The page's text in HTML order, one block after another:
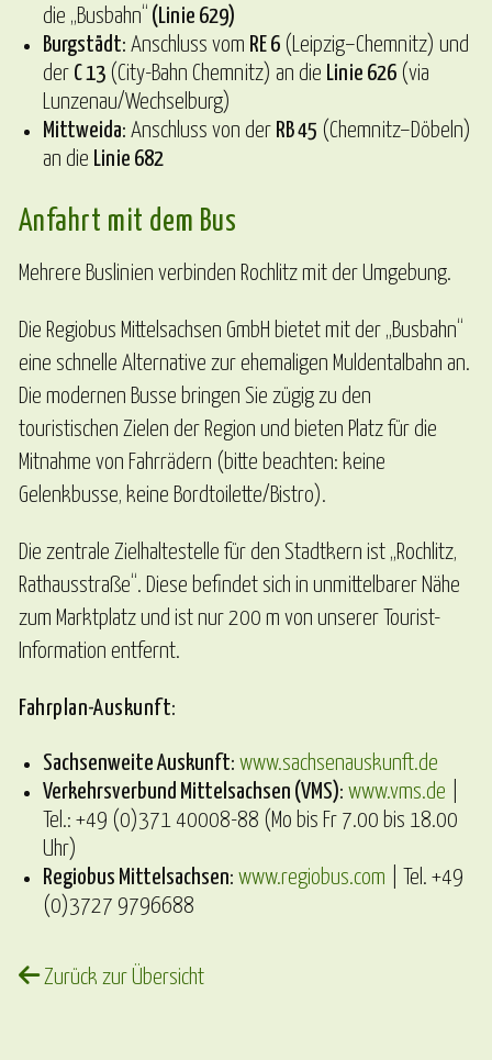
die „Busbahn“ (Linie 629)
Burgstädt: Anschluss vom RE 6(Leipzig–Chemnitz) und
der C 13(City-Bahn Chemnitz) an die Linie 626(via
Lunzenau/Wechselburg)
Mittweida: Anschluss von der RB 45 (Chemnitz–Döbeln)
an die Linie 682
Anfahrt mit dem Bus
Mehrere Buslinien verbinden Rochlitz mit der Umgebung.
Die Regiobus Mittelsachsen GmbH bietet mit der „Busbahn“
eine schnelle Alternative zur ehemaligen Muldentalbahn an.
Die modernen Busse bringen Sie zügig zu den
touristischen Zielen der Region und bieten Platz für die
Mitnahme von Fahrrädern (bitte beachten: keine
Gelenkbusse, keine Bordtoilette/Bistro).
Die zentrale Zielhaltestelle für den Stadtkern ist „Rochlitz,
Rathausstraße“. Diese befindet sich in unmittelbarer Nähe
zum Marktplatz und ist nur 200 m von unserer Tourist-
Information entfernt.
Fahrplan-Auskunft:
Sachsenweite Auskunft: www.sachsenauskunft.de
Verkehrsverbund Mittelsachsen (VMS): www.vms.de
Tel.: +49 (0)371 40008-88 (Mo bis Fr 7.00 bis 18.00
Uhr)
Regiobus Mittelsachsen: www.regiobus.com | Tel. +49
(0)3727 9796688
Zurück zur Übersicht